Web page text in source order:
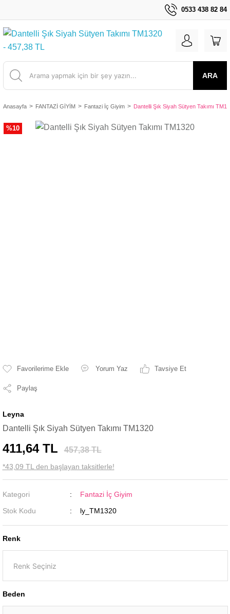
0533 438 82 84
ARA
Anasayfa FANTAZİ GİYİM Fantazi İç Giyim Dantelli Şık Siyah Sütyen Takımı
%10
Yorum Yaz Tavsiye Et
Paylaş
Leyna
Dantelli Şık Siyah Sütyen Takımı TM1320
411,64 TL 457,38 TL
*43,09 TL den başlayan taksitlerle!
Kategori
Fantazi İç Giyim
Stok Kodu
ly_TM1320
Renk
Beden